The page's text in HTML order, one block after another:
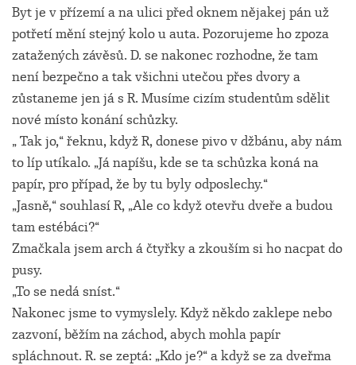
Byt je v přízemí a na ulici před oknem nějakej pán už
potřetí mění stejný kolo u auta. Pozorujeme ho zpoza
zatažených závěsů. D. se nakonec rozhodne, že tam
není bezpečno a tak všichni utečou přes dvory a
zůstaneme jen já s R. Musíme cizím studentům sdělit
nové místo konání schůzky.
„ Tak jo,“ řeknu, když R, donese pivo v džbánu, aby nám
to líp utíkalo. „Já napíšu, kde se ta schůzka koná na
papír, pro případ, že by tu byly odposlechy.“
„Jasně,“ souhlasí R, „Ale co když otevřu dveře a budou
tam estébáci?“
Zmačkala jsem arch á čtyřky a zkouším si ho nacpat do
pusy.
„To se nedá sníst.“
Nakonec jsme to vymyslely. Když někdo zaklepe nebo
zazvoní, běžím na záchod, abych mohla papír
spláchnout. R. se zeptá: „Kdo je?“ a když se za dveřma